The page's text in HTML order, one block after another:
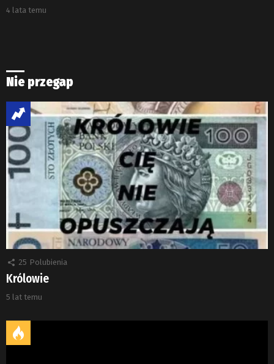
4 lata temu
Nie przegap
25 Polubienia
Królowie
5 lat temu